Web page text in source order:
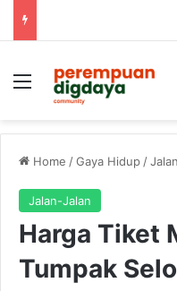
Menu
Home /Gaya Hidup /
Jalan-Jalan
Harga Tiket
Tumpak